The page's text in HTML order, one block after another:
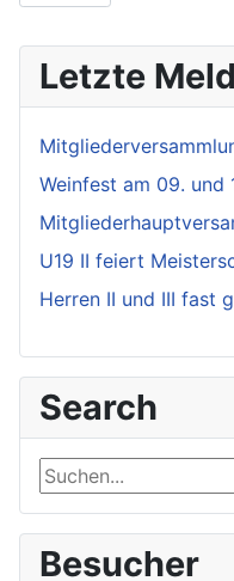
Letzte
Weinfest am 09.
U19 II feiert
Herren II und III fast
Search
Suchen...
Besucher